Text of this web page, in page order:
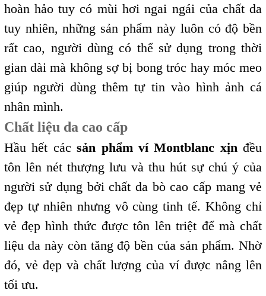
hoàn hảo tuy có mùi hơi ngai ngái của chất da
tuy nhiên, những sản phẩm này luôn có độ bền
rất cao, người dùng có thể sử dụng trong thời
gian dài mà không sợ bị bong tróc hay móc meo
giúp người dùng thêm tự tin vào hình ảnh cá
nhân mình.
Chất liệu da cao cấp
Hầu hết cácsản phẩm ví Montblanc xịn đều
tôn lên nét thượng lưu và thu hút sự chú ý của
người sử dụng bởi chất da bò cao cấp mang vẻ
đẹp tự nhiên nhưng vô cùng tinh tế. Không chỉ
vẻ đẹp hình thức được tôn lên triệt để mà chất
liệu da này còn tăng độ bền của sản phẩm. Nhờ
đó, vẻ đẹp và chất lượng của ví được nâng lên
tối ưu.